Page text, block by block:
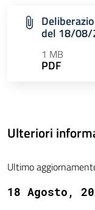
del 18/08/
1 MB
PDF
Ulteriori
Ultimo
18 Agosto,